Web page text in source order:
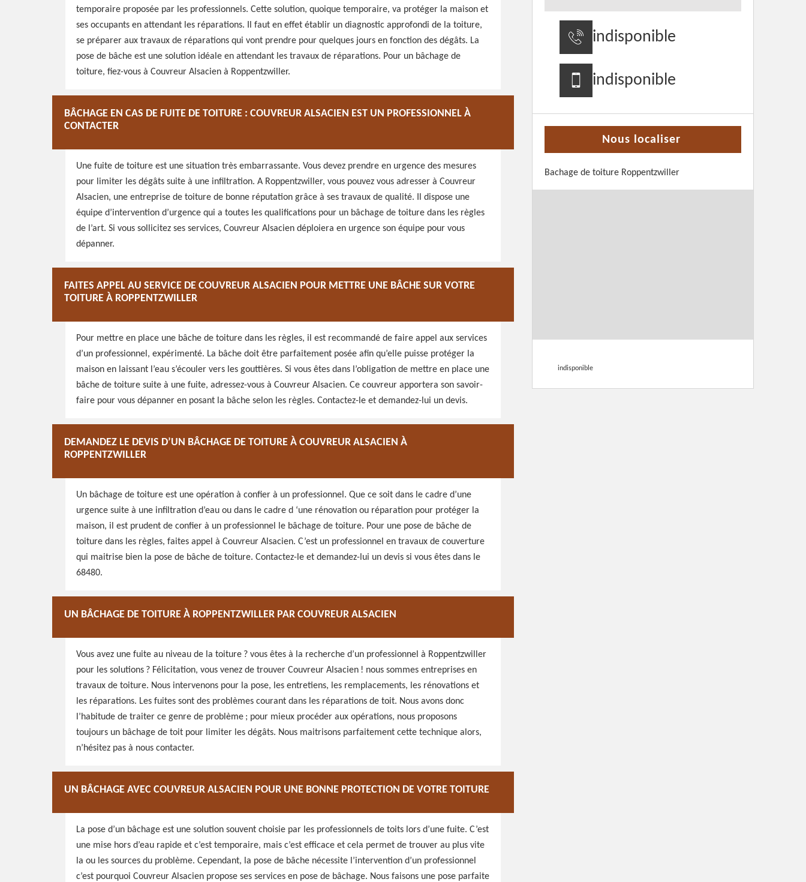
temporaire proposée par les professionnels. Cette solution, quoique temporaire, va protéger la maison et
ses occupants en attendant les réparations. Il faut en effet établir un diagnostic approfondi de la toiture,
se préparer aux travaux de réparations qui vont prendre pour quelques jours en fonction des dégâts. La
pose de bâche est une solution idéale en attendant les travaux de réparations. Pour un bâchage de
toiture, fiez-vous à Couvreur Alsacien à Roppentzwiller.
BÂCHAGE EN CAS DE FUITE DE TOITURE : COUVREUR ALSACIEN EST UN PROFESSIONNEL À
CONTACTER
Une fuite de toiture est une situation très embarrassante. Vous devez prendre en urgence des mesures
pour limiter les dégâts suite à une infiltration. A Roppentzwiller, vous pouvez vous adresser à Couvreur
Alsacien, une entreprise de toiture de bonne réputation grâce à ses travaux de qualité. Il dispose une
équipe d’intervention d’urgence qui a toutes les qualifications pour un bâchage de toiture dans les règles
de l’art. Si vous sollicitez ses services, Couvreur Alsacien déploiera en urgence son équipe pour vous
dépanner.
FAITES APPEL AU SERVICE DE COUVREUR ALSACIEN POUR METTRE UNE BÂCHE SUR VOTRE
TOITURE À ROPPENTZWILLER
Pour mettre en place une bâche de toiture dans les règles, il est recommandé de faire appel aux services
d’un professionnel, expérimenté. La bâche doit être parfaitement posée afin qu’elle puisse protéger la
maison en laissant l’eau s’écouler vers les gouttières. Si vous êtes dans l’obligation de mettre en place une
bâche de toiture suite à une fuite, adressez-vous à Couvreur Alsacien. Ce couvreur apportera son savoir-
faire pour vous dépanner en posant la bâche selon les règles. Contactez-le et demandez-lui un devis.
DEMANDEZ LE DEVIS D’UN BÂCHAGE DE TOITURE À COUVREUR ALSACIEN À
ROPPENTZWILLER
Un bâchage de toiture est une opération à confier à un professionnel. Que ce soit dans le cadre d’une
urgence suite à une infiltration d’eau ou dans le cadre d ‘une rénovation ou réparation pour protéger la
maison, il est prudent de confier à un professionnel le bâchage de toiture. Pour une pose de bâche de
toiture dans les règles, faites appel à Couvreur Alsacien. C’est un professionnel en travaux de couverture
qui maitrise bien la pose de bâche de toiture. Contactez-le et demandez-lui un devis si vous êtes dans le
68480.
UN BÂCHAGE DE TOITURE À ROPPENTZWILLER PAR COUVREUR ALSACIEN
Vous avez une fuite au niveau de la toiture ? vous êtes à la recherche d’un professionnel à Roppentzwiller
pour les solutions ? Félicitation, vous venez de trouver Couvreur Alsacien ! nous sommes entreprises en
travaux de toiture. Nous intervenons pour la pose, les entretiens, les remplacements, les rénovations et
les réparations. Les fuites sont des problèmes courant dans les réparations de toit. Nous avons donc
l’habitude de traiter ce genre de problème ; pour mieux procéder aux opérations, nous proposons
toujours un bâchage de toit pour limiter les dégâts. Nous maitrisons parfaitement cette technique alors,
n’hésitez pas à nous contacter.
UN BÂCHAGE AVEC COUVREUR ALSACIEN POUR UNE BONNE PROTECTION DE VOTRE TOITURE
La pose d’un bâchage est une solution souvent choisie par les professionnels de toits lors d’une fuite. C’est
une mise hors d’eau rapide et c’est temporaire, mais c’est efficace et cela permet de trouver au plus vite
la ou les sources du problème. Cependant, la pose de bâche nécessite l’intervention d’un professionnel
c’est pourquoi Couvreur Alsacien propose ses services en pose de bâchage. Nous faisons une pose parfaite
indisponible
indisponible
Nous localiser
Bachage de toiture Roppentzwiller
indisponible